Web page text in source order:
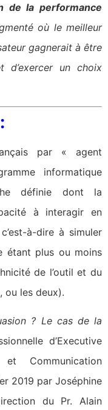
de la performance
où le meilleur
gagnerait à être
d’exercer un choix
par « agent
informatique
définie dont la
à interagir en
à-dire à simuler
étant plus ou moins
de l’outil et du
ou les deux).
? Le cas de la
d’Executive
Communication
2019 par Joséphine
du Pr. Alain